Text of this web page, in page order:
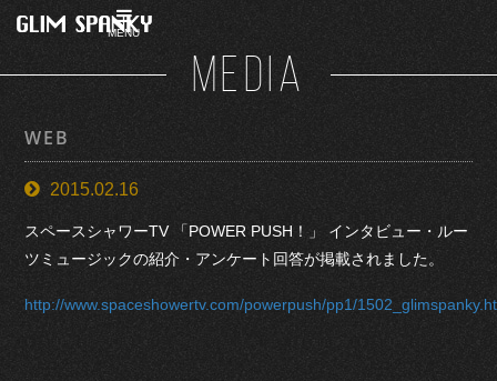
MENU
MEDIA
WEB
2015.02.16
スペースシャワーTV 「POWER PUSH！」 インタビュー・ルー
ツミュージックの紹介・アンケート回答が掲載されました。
http://www.spaceshowertv.com/powerpush/pp1/